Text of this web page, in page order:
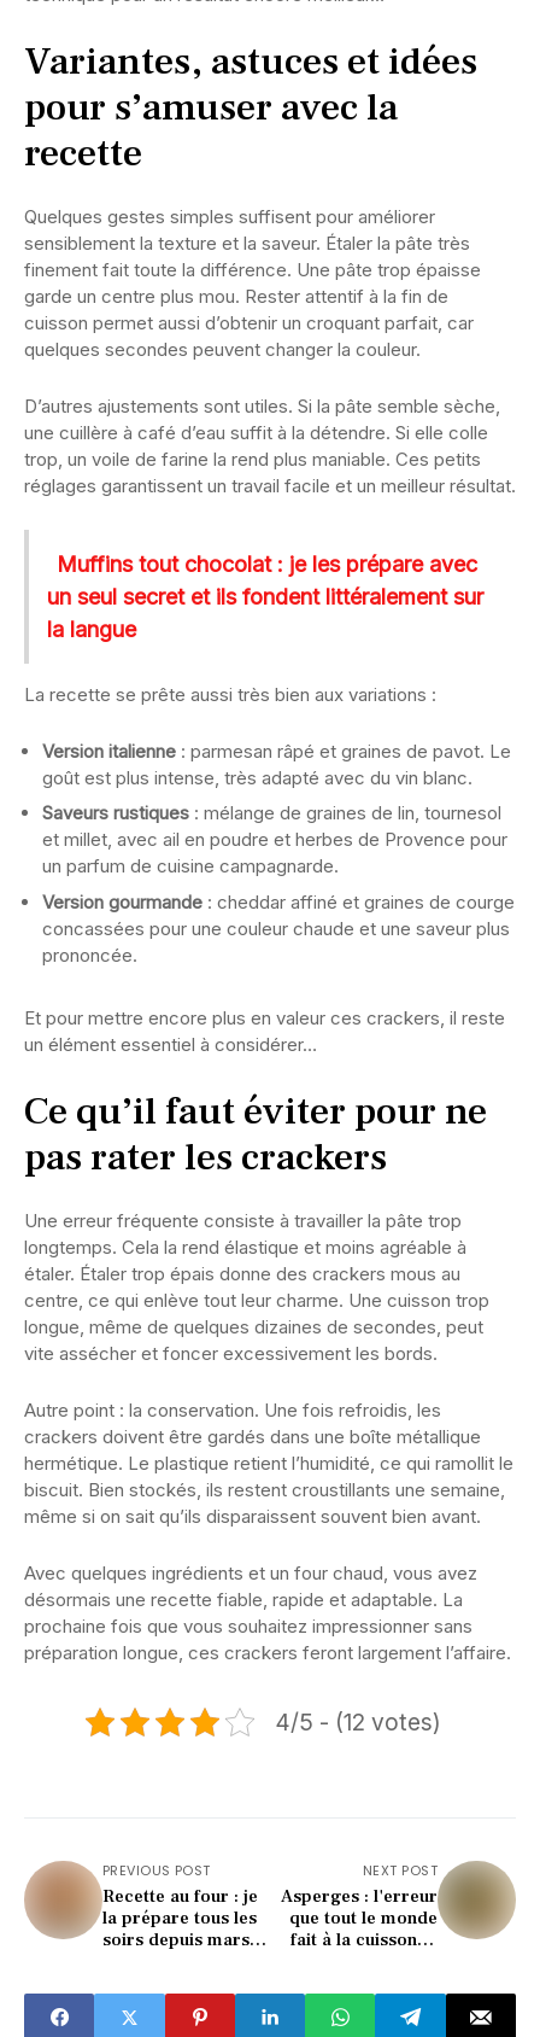
Variantes, astuces et idées
pour s’amuser avec la
recette
Quelques gestes simples suffisent pour améliorer
sensiblement la texture et la saveur. Étaler la pâte très
finement fait toute la différence. Une pâte trop épaisse
garde un centre plus mou. Rester attentif à la fin de
cuisson permet aussi d’obtenir un croquant parfait, car
quelques secondes peuvent changer la couleur.
D’autres ajustements sont utiles. Si la pâte semble sèche,
une cuillère à café d’eau suffit à la détendre. Si elle colle
trop, un voile de farine la rend plus maniable. Ces petits
réglages garantissent un travail facile et un meilleur résultat.
Muffins tout chocolat : je les prépare avec
un seul secret et ils fondent littéralement sur
la langue
La recette se prête aussi très bien aux variations :
Version italienne : parmesan râpé et graines de pavot. Le
goût est plus intense, très adapté avec du vin blanc.
Saveurs rustiques : mélange de graines de lin, tournesol
et millet, avec ail en poudre et herbes de Provence pour
un parfum de cuisine campagnarde.
Version gourmande : cheddar affiné et graines de courge
concassées pour une couleur chaude et une saveur plus
prononcée.
Et pour mettre encore plus en valeur ces crackers, il reste
un élément essentiel à considérer…
Ce qu’il faut éviter pour ne
pas rater les crackers
Une erreur fréquente consiste à travailler la pâte trop
longtemps. Cela la rend élastique et moins agréable à
étaler. Étaler trop épais donne des crackers mous au
centre, ce qui enlève tout leur charme. Une cuisson trop
longue, même de quelques dizaines de secondes, peut
vite assécher et foncer excessivement les bords.
Autre point : la conservation. Une fois refroidis, les
crackers doivent être gardés dans une boîte métallique
hermétique. Le plastique retient l’humidité, ce qui ramollit le
biscuit. Bien stockés, ils restent croustillants une semaine,
même si on sait qu’ils disparaissent souvent bien avant.
Avec quelques ingrédients et un four chaud, vous avez
désormais une recette fiable, rapide et adaptable. La
prochaine fois que vous souhaitez impressionner sans
préparation longue, ces crackers feront largement l’affaire.
4/5 - (12 votes)
PREVIOUS POST
Recette au four : je
la prépare tous les
soirs depuis mars et
NEXT POST
Asperges : l'erreur
que tout le monde
fait à la cuisson et